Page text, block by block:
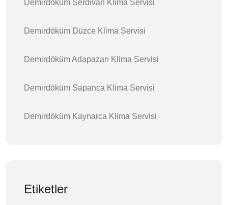
Demirdöküm Serdivan Klima Servisi
Demirdöküm Düzce Klima Servisi
Demirdöküm Adapazarı Klima Servisi
Demirdöküm Sapanca Klima Servisi
Demirdöküm Kaynarca Klima Servisi
Etiketler